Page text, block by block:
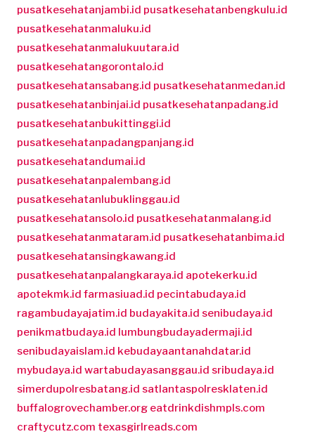
pusatkesehatanjambi.id pusatkesehatanbengkulu.id
pusatkesehatanmaluku.id
pusatkesehatanmalukuutara.id
pusatkesehatangorontalo.id
pusatkesehatansabang.id pusatkesehatanmedan.id
pusatkesehatanbinjai.id pusatkesehatanpadang.id
pusatkesehatanbukittinggi.id
pusatkesehatanpadangpanjang.id
pusatkesehatandumai.id
pusatkesehatanpalembang.id
pusatkesehatanlubuklinggau.id
pusatkesehatansolo.id pusatkesehatanmalang.id
pusatkesehatanmataram.id pusatkesehatanbima.id
pusatkesehatansingkawang.id
pusatkesehatanpalangkaraya.id apotekerku.id
apotekmk.id farmasiuad.id pecintabudaya.id
ragambudayajatim.id budayakita.id senibudaya.id
penikmatbudaya.id lumbungbudayadermaji.id
senibudayaislam.id kebudayaantanahdatar.id
mybudaya.id wartabudayasanggau.id sribudaya.id
simerdupolresbatang.id satlantaspolresklaten.id
buffalogrovechamber.org eatdrinkdishmpls.com
craftycutz.com texasgirlreads.com